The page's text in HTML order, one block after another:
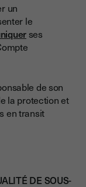
un
le
ses
de son
la protection et
en transit
DE SOUS-